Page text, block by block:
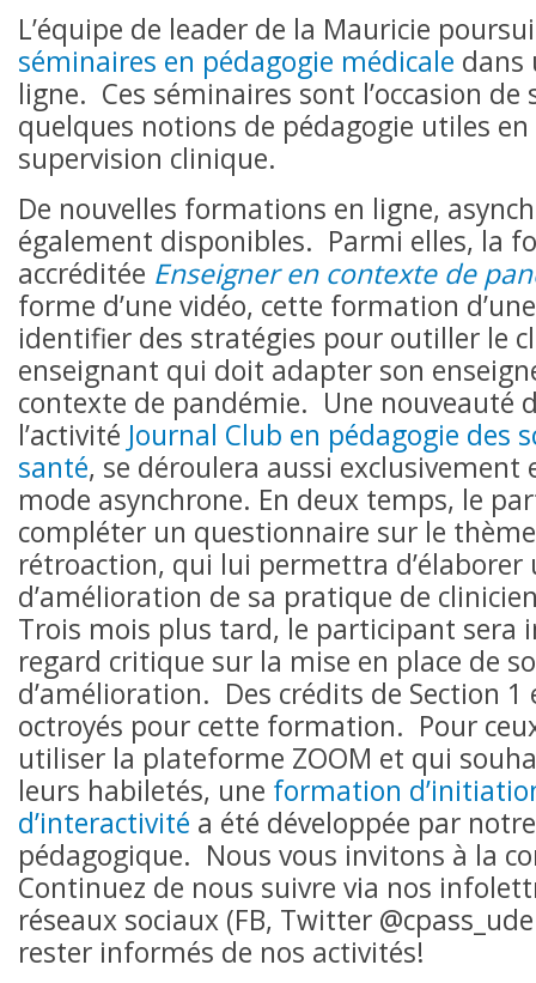
L’équipe de leader de la Mauricie
séminaires en pédagogie médicale dans
ligne. Ces séminaires sont l’occasion de
quelques notions de pédagogie utiles
supervision clinique.
De nouvelles formations en ligne,
également disponibles. Parmi elles, la
accréditée Enseigner en contexte de
forme d’une vidéo, cette formation
identifier des stratégies pour outiller le
enseignant qui doit adapter son
contexte de pandémie. Une nouveauté
l’activité Journal Club en pédagogie des
santé, se déroulera aussi exclusivement
mode asynchrone. En deux temps, le
compléter un questionnaire sur le
rétroaction, qui lui permettra d’élaborer
d’amélioration de sa pratique de
Trois mois plus tard, le participant sera
regard critique sur la mise en place de
d’amélioration. Des crédits de Section 1
octroyés pour cette formation. Pour
utiliser la plateforme ZOOM et qui
leurs habiletés, une formation
d’interactivité a été développée par
pédagogique. Nous vous invitons à la
Continuez de nous suivre via nos
réseaux sociaux (FB, Twitter
rester informés de nos activités!